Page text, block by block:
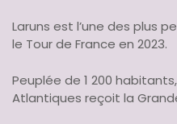
Laruns est l’une des plus
le Tour de France en 2023.
Peuplée de 1 200
Atlantiques reçoit la